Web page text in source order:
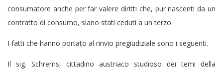
consumatore anche per far valere diritti che, pur nascenti da un
contratto di consumo, siano stati ceduti a un terzo.
I fatti che hanno portato al rinvio pregiudiziale sono i seguenti.
Il sig. Schrems, cittadino austriaco studioso dei temi della